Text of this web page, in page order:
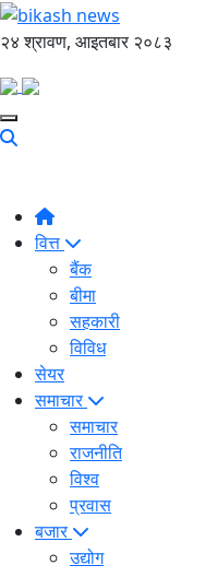
२४ श्रावण, आइतबार २०८३
वित्त
बैंक
बीमा
सहकारी
विविध
सेयर
समाचार
समाचार
राजनीति
विश्व
प्रवास
बजार
उद्योग